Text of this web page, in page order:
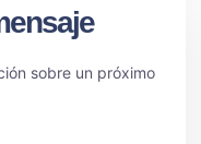
sobre un próximo